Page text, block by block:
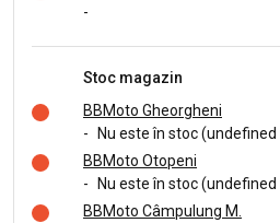
-
Stoc magazin
BBMoto Gheorgheni
-
Nu este în stoc
BBMoto Otopeni
-
Nu este în stoc
BBMoto Câmpulung M.